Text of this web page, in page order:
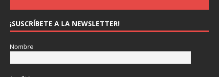
¡SUSCRÍBETE A LA NEWSLETTER!
Nombre